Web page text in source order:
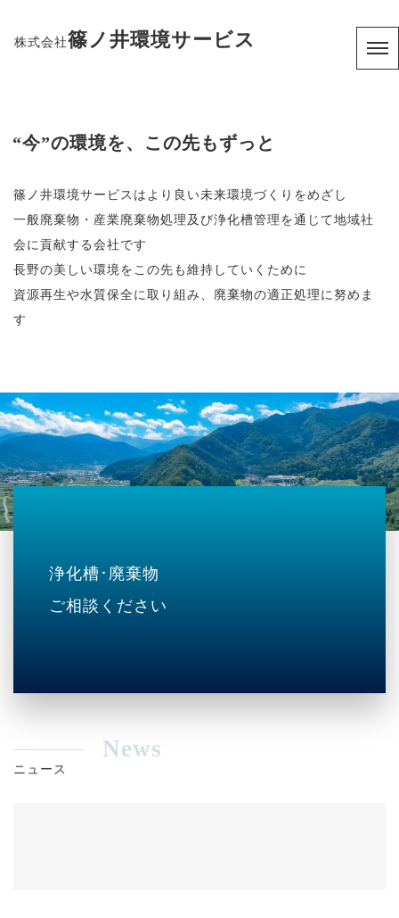
株式会社篠ノ井環境サービス
“今”の環境を、この先もずっと
篠ノ井環境サービスはより良い未来環境づくりをめざし
一般廃棄物・産業廃棄物処理及び浄化槽管理を通じて地域社
会に貢献する会社です
長野の美しい環境をこの先も維持していくために
資源再生や水質保全に取り組み、廃棄物の適正処理に努めま
す
浄化槽･廃棄物
ご相談ください
News
ニュース